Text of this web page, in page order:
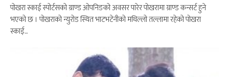
पोखरा स्काई स्पोर्टसको ग्राण्ड ओपनिङको अवसर पारेर पोखरामा ग्राण्ड कन्सर्ट हुने
भएको छ । पोखराको न्युरोड स्थित भाटभटेनीको मथिल्लो तल्लामा रहेको पोखरा
स्काई...